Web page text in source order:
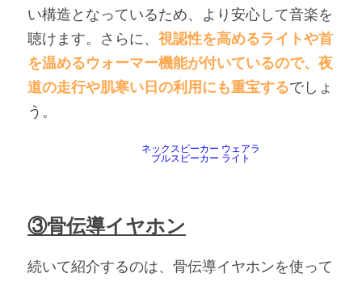
い構造となっているため、より安心して音楽を
聴けます。さらに、 視認性を高めるライトや首
を温めるウォーマー機能が付いているので、夜
道の走行や肌寒い日の利用にも重宝するでしょ
う。
ネックスピーカー ウェアラ
ブルスピーカー ライト
③骨伝導イヤホン
続いて紹介するのは、骨伝導イヤホンを使って